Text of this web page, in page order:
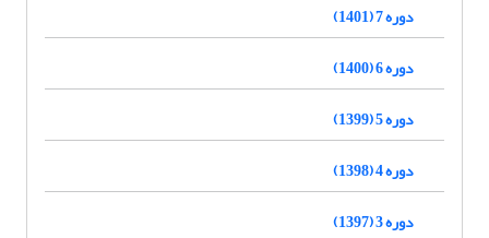
دوره 7 (1401)
دوره 6 (1400)
دوره 5 (1399)
دوره 4 (1398)
دوره 3 (1397)